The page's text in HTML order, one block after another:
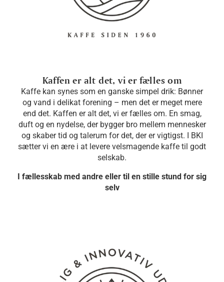
Kaffen er alt det, vi er fælles om
Kaffe kan synes som en ganske simpel drik: Bønner
og vand i delikat forening – men det er meget mere
end det. Kaffen er alt det, vi er fælles om. En smag,
duft og en nydelse, der bygger bro mellem mennesker
og skaber tid og talerum for det, der er vigtigst. I BKI
sætter vi en ære i at levere velsmagende kaffe til godt
selskab.
I fællesskab med andre eller til en stille stund for sig
selv